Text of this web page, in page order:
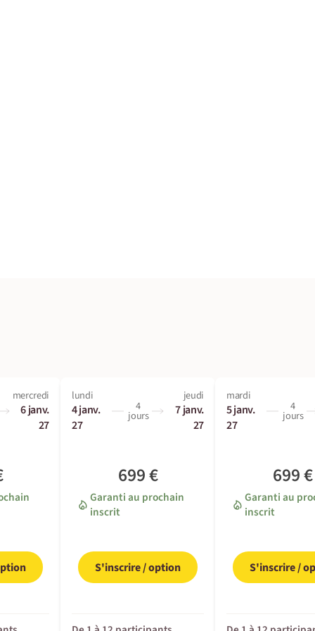
mercredi
6 janv.
27
lundi
4 janv.
27
4
jours
jeudi
7 janv.
27
699 €
Garanti au prochain
inscrit
S'inscrire / option
mardi
5 janv.
27
4
jours
699 €
Garanti au
inscrit
S'inscrire /